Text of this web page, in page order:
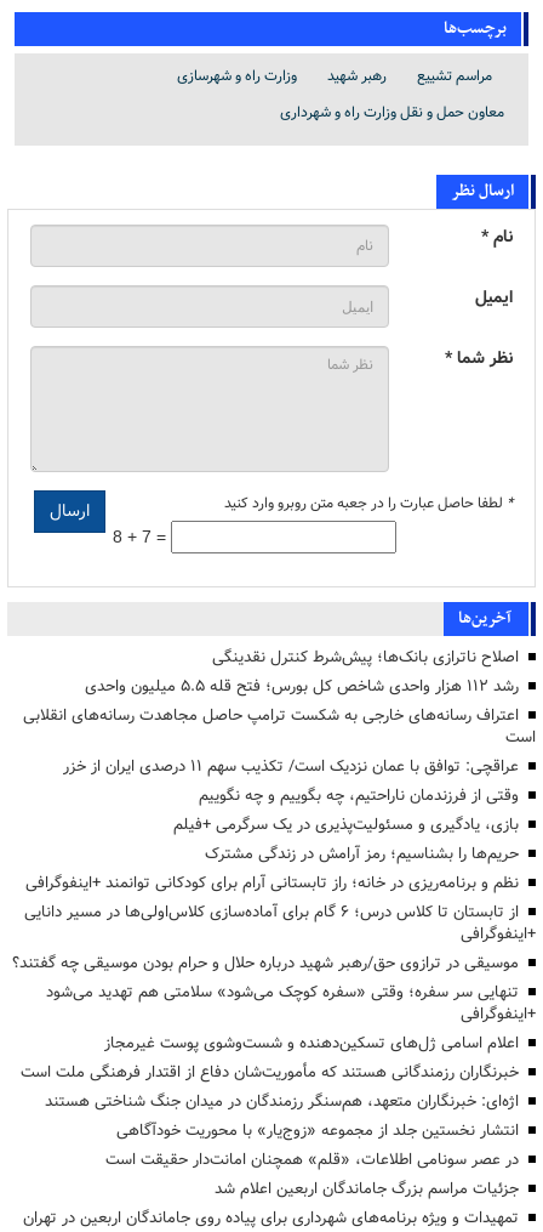
برچسب‌ها
مراسم تشییع رهبر شهید
وزارت راه و شهرسازی
معاون حمل و نقل وزارت راه و شهرداری
ارسال نظر
نام *
ایمیل
نظر شما *
* لطفا حاصل عبارت را در جعبه متن روبرو وارد کنید
8 + 7 =
آخرین‌ها
اصلاح ناترازی بانک‌ها؛ پیش‌شرط کنترل نقدینگی
رشد ۱۱۲ هزار واحدی شاخص کل بورس؛ فتح قله ۵.۵ میلیون واحدی
اعتراف رسانه‌های خارجی به شکست ترامپ حاصل مجاهدت رسانه‌های انقلابی
است
عراقچی: توافق با عمان نزدیک است/ تکذیب سهم ۱۱ درصدی ایران از خزر
وقتی از فرزندمان ناراحتیم، چه بگوییم و چه نگوییم
بازی، یادگیری و مسئولیت‌پذیری در یک سرگرمی +فیلم
حریم‌ها را بشناسیم؛ رمز آرامش در زندگی مشترک
نظم و برنامه‌ریزی در خانه؛ راز تابستانی آرام برای کودکانی توانمند +اینفوگرافی
از تابستان تا کلاس درس؛ ۶ گام برای آماده‌سازی کلاس‌اولی‌ها در مسیر دانایی
+اینفوگرافی
موسیقی در ترازوی حق/رهبر شهید درباره حلال و حرام بودن موسیقی چه گفتند؟
تنهایی سر سفره؛ وقتی «سفره کوچک می‌شود» سلامتی هم تهدید می‌شود
+اینفوگرافی
اعلام اسامی ژل‌های تسکین‌دهنده و شست‌وشوی پوست غیرمجاز
خبرنگاران رزمندگانی هستند که مأموریت‌شان دفاع از اقتدار فرهنگی ملت است
اژه‌ای: خبرنگاران متعهد، هم‌سنگر رزمندگان در میدان جنگ شناختی هستند
انتشار نخستین جلد از مجموعه «زوج‌یار» با محوریت خودآگاهی
در عصر سونامی اطلاعات، «قلم» همچنان امانت‌دار حقیقت است
جزئیات مراسم بزرگ جاماندگان اربعین اعلام شد
تمهیدات و ویژه برنامه‌های شهرداری برای پیاده روی جاماندگان اربعین در تهران